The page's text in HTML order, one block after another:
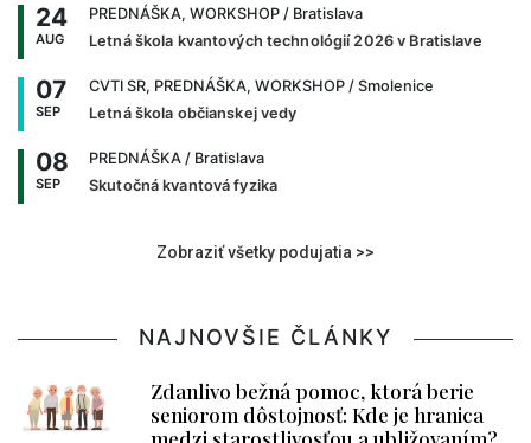
24
AUG
PREDNÁŠKA, WORKSHOP / Bratislava
Letná škola kvantových technológií 2026 v Bratislave
07
SEP
CVTI SR, PREDNÁŠKA, WORKSHOP / Smolenice
Letná škola občianskej vedy
08
SEP
PREDNÁŠKA / Bratislava
Skutočná kvantová fyzika
Zobraziť všetky podujatia >>
NAJNOVŠIE ČLÁNKY
Zdanlivo bežná pomoc, ktorá berie
seniorom dôstojnosť: Kde je hranica